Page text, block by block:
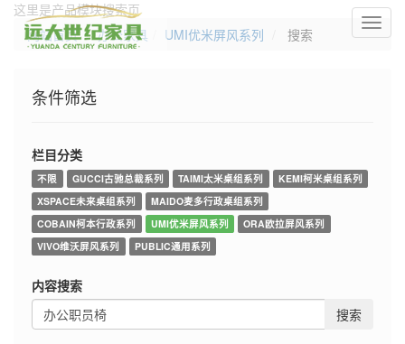
切
换
这里是产品模块搜索页
网站首页
办公家具 UMI优米屏风系列 搜索
条件筛选
栏目分类
不限 GUCCI古驰总裁系列 TAIMI太米桌组系列
KEMI柯米桌组系列
XSPACE未来桌组系列
MAIDO麦多行政桌组系列
COBAIN柯本行政系列
UMI优米屏风系列
ORA欧拉屏风系列
VIVO维沃屏风系列
PUBLIC通用系列
内容搜索
搜索